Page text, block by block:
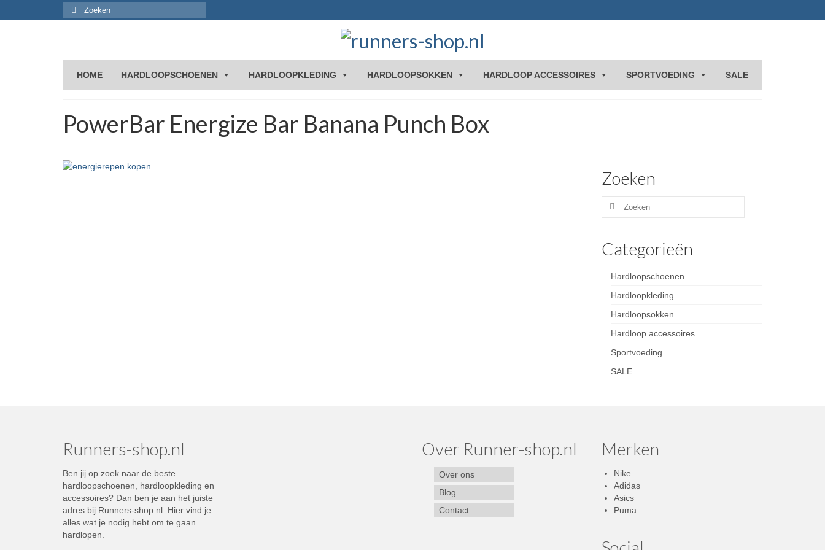
Zoeken
naar:
HOME HARDLOOPSCHOENEN HARDLOOPKLEDING HARDLOOPSOKKEN HARDLOOP ACCESSOIRES SPORTVOEDING SALE
PowerBar Energize Bar Banana Punch Box
Zoeken
Zoeken
Categorieën
Hardloopschoenen
Hardloopkleding
Hardloopsokken
Hardloop accessoires
Sportvoeding
SALE
Runners-shop.nl
Ben jij op zoek naar de beste
hardloopschoenen, hardloopkleding en
accessoires? Dan ben je aan het juiste
adres bij Runners-shop.nl. Hier vind je
alles wat je nodig hebt om te gaan
hardlopen.
Over Runner-shop.nl
Over ons
Blog
Contact
Merken
Nike
Adidas
Asics
Puma